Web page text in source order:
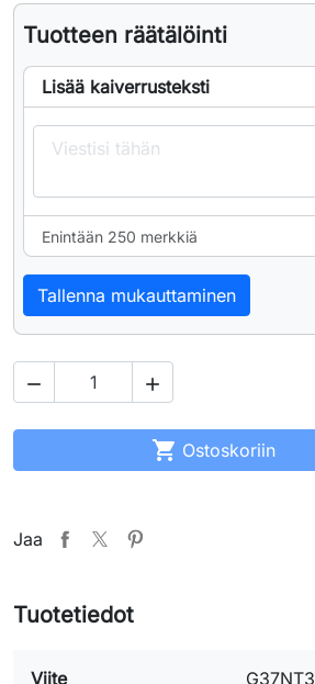
Tuotteen räätälöinti
Lisää kaiverrusteksti
Enintään 250 merkkiä
Tallenna mukauttaminen
 
 Ostoskoriin
Jaa
Tuotetiedot
Viite G37NT3